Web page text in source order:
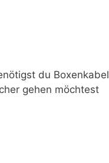
du
gehen möchtest